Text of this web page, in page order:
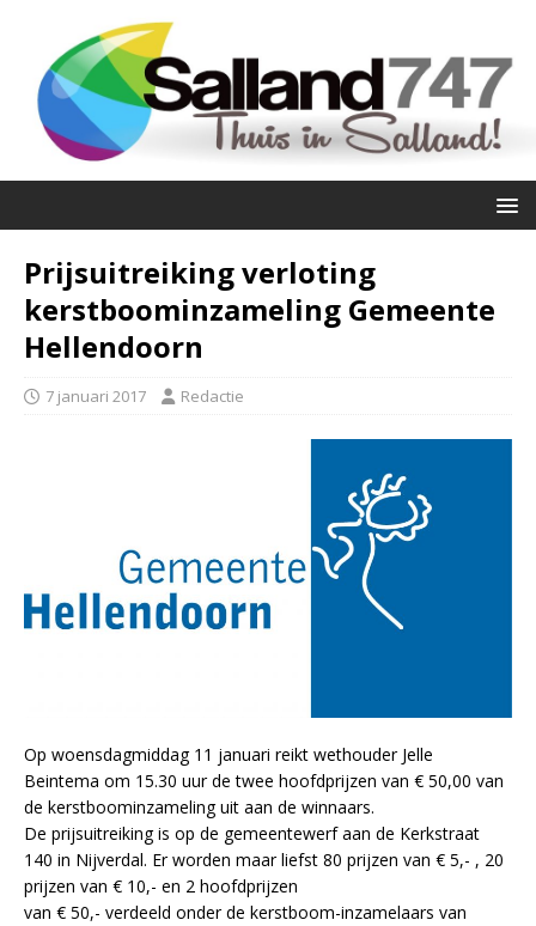
Prijsuitreiking verloting
kerstboominzameling Gemeente
Hellendoorn
7 januari 2017 Redactie
Op woensdagmiddag 11 januari reikt wethouder Jelle
Beintema om 15.30 uur de twee hoofdprijzen van € 50,00 van
de kerstboominzameling uit aan de winnaars.
De prijsuitreiking is op de gemeentewerf aan de Kerkstraat
140 in Nijverdal. Er worden maar liefst 80 prijzen van € 5,- , 20
prijzen van € 10,- en 2 hoofdprijzen
van € 50,- verdeeld onder de kerstboom-inzamelaars van